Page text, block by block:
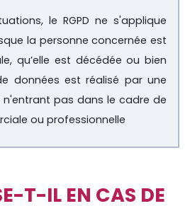
le RGPD ne s'applique
la personne concernée est
qu’elle est décédée ou bien
données est réalisé par une
pas dans le cadre de
ou professionnelle
T-IL EN CAS DE